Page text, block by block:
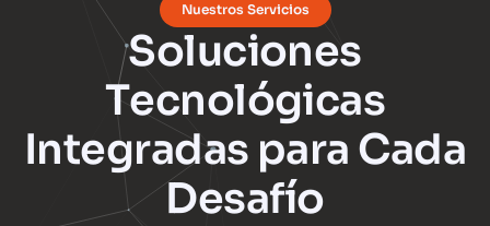
Nuestros Servicios
Soluciones
Tecnológicas
Integradas para Cada
Desafío